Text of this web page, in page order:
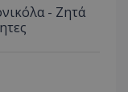
- Ζητά